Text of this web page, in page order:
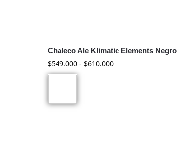
Chaleco Ale Klimatic Elements Negro
$549.000 - $610.000